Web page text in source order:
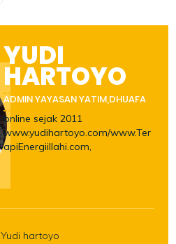
YUDI
HARTOYO
ADMIN YAYASAN YATIM,DHUAFA
online sejak 2011
www.yudihartoyo.com/www.Ter
apiEnergiillahi.com,
Yudi hartoyo